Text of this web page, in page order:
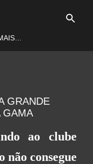
GRANDE
GAMA
ao clube
consegue